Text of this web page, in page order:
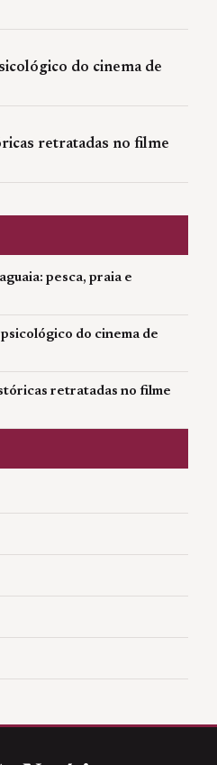
do cinema de
retratadas no filme
pesca, praia e
do cinema de
retratadas no filme